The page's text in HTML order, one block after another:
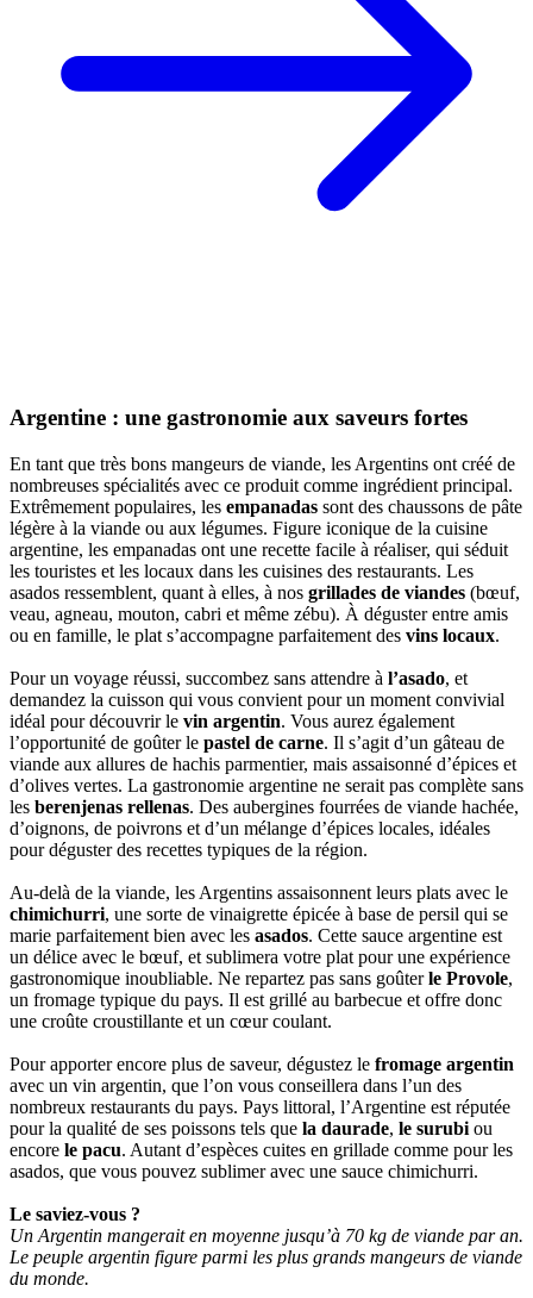
Argentine : une gastronomie aux saveurs fortes
En tant que très bons mangeurs de viande, les Argentins ont créé de
nombreuses spécialités avec ce produit comme ingrédient principal.
Extrêmement populaires, les empanadas sont des chaussons de pâte
légère à la viande ou aux légumes. Figure iconique de la cuisine
argentine, les empanadas ont une recette facile à réaliser, qui séduit
les touristes et les locaux dans les cuisines des restaurants. Les
asados ressemblent, quant à elles, à nos grillades de viandes (bœuf,
veau, agneau, mouton, cabri et même zébu). À déguster entre amis
ou en famille, le plat s’accompagne parfaitement des vins locaux.
Pour un voyage réussi, succombez sans attendre à l’asado, et
demandez la cuisson qui vous convient pour un moment convivial
idéal pour découvrir le vin argentin. Vous aurez également
l’opportunité de goûter le pastel de carne. Il s’agit d’un gâteau de
viande aux allures de hachis parmentier, mais assaisonné d’épices et
d’olives vertes. La gastronomie argentine ne serait pas complète sans
les berenjenas rellenas. Des aubergines fourrées de viande hachée,
d’oignons, de poivrons et d’un mélange d’épices locales, idéales
pour déguster des recettes typiques de la région.
Au-delà de la viande, les Argentins assaisonnent leurs plats avec le
chimichurri, une sorte de vinaigrette épicée à base de persil qui se
marie parfaitement bien avec les asados. Cette sauce argentine est
un délice avec le bœuf, et sublimera votre plat pour une expérience
gastronomique inoubliable. Ne repartez pas sans goûterle Provole,
un fromage typique du pays. Il est grillé au barbecue et offre donc
une croûte croustillante et un cœur coulant.
Pour apporter encore plus de saveur, dégustez le fromage argentin
avec un vin argentin, que l’on vous conseillera dans l’un des
nombreux restaurants du pays. Pays littoral, l’Argentine est réputée
pour la qualité de ses poissons tels que la daurade, le surubi ou
encore le pacu. Autant d’espèces cuites en grillade comme pour les
asados, que vous pouvez sublimer avec une sauce chimichurri.
Le saviez-vous ?
Un Argentin mangerait en moyenne jusqu’à 70 kg de viande par an.
Le peuple argentin figure parmi les plus grands mangeurs de viande
du monde.